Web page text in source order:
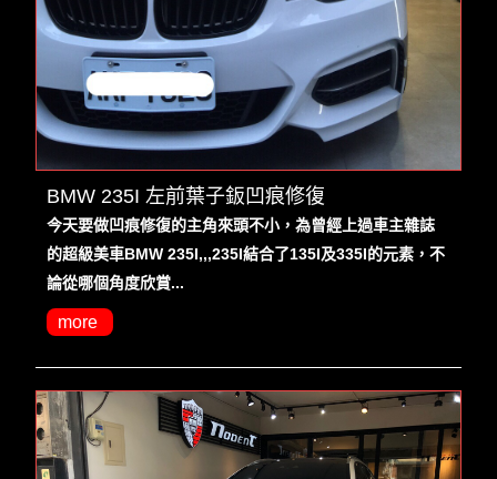
BMW 235I 左前葉子鈑凹痕修復
今天要做凹痕修復的主角來頭不小，為曾經上過車主雜誌
的超級美車BMW 235I,,,235I結合了135I及335I的元素，不
論從哪個角度欣賞...
more